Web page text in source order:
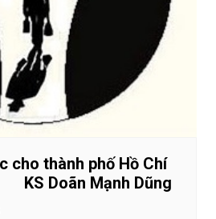
cho thành phố Hồ Chí
Mạnh Dũng